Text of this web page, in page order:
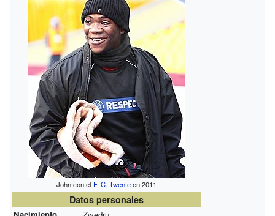
John con el F. C. Twenteen 2011
Datos personales